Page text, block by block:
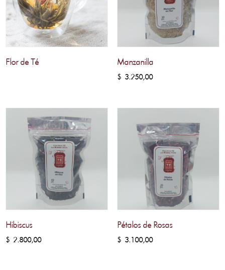
Flor de Té Manzanilla
$3.250,00
Hibiscus
$ 2.800,00
Pétalos de Rosas
$3.100,00